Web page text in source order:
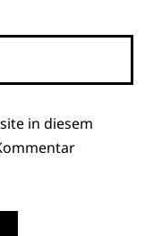
in diesem